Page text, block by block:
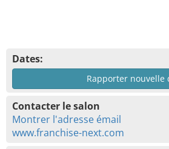
Dates:
Rapporter nouvelle
Contacter le salon
Montrer l'adresse émail
www.franchise-next.com